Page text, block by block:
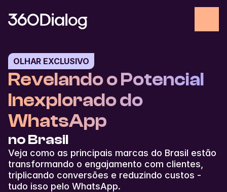
OLHAR EXCLUSIVO
Revelando o Potencial
Inexplorado do
WhatsApp
no Brasil
Veja como as principais marcas do Brasil estão
transformando o engajamento com clientes,
triplicando conversões e reduzindo custos -
tudo isso pelo WhatsApp.